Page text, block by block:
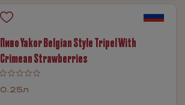
Пиво Yakor Belgian Style Tripel With
Crimean Strawberries
0.25л